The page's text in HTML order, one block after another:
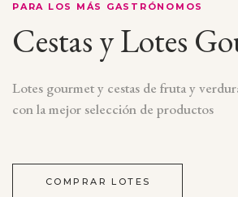
PARA LOS MÁS GASTRÓNOMOS
Cestas y Lotes
Lotes gourmet y cestas de fruta y
con la mejor selección de productos
COMPRAR LOTES